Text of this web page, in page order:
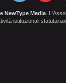
NewType Media.
istituzionali